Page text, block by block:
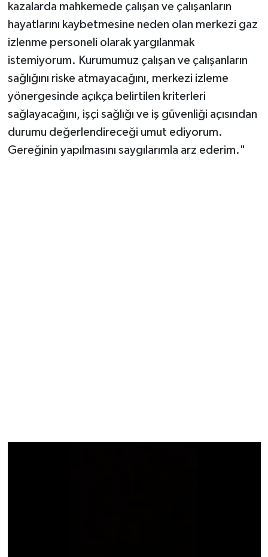
kazalarda mahkemede çalışan ve çalışanların
hayatlarını kaybetmesine neden olan merkezi gaz
izlenme personeli olarak yargılanmak
istemiyorum. Kurumumuz çalışan ve çalışanların
sağlığını riske atmayacağını, merkezi izleme
yönergesinde açıkça belirtilen kriterleri
sağlayacağını, işçi sağlığı ve iş güvenliği açısından
durumu değerlendireceği umut ediyorum.
Gereğinin yapılmasını saygılarımla arz ederim."